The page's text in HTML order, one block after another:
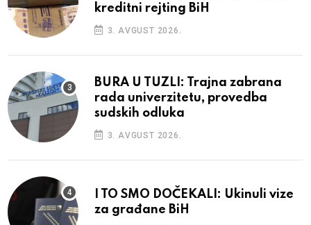
kreditni rejting BiH
3. AVGUST 2026.
BURA U TUZLI: Trajna zabrana
rada univerzitetu, provedba
sudskih odluka
3. AVGUST 2026.
I TO SMO DOČEKALI: Ukinuli vize
za građane BiH